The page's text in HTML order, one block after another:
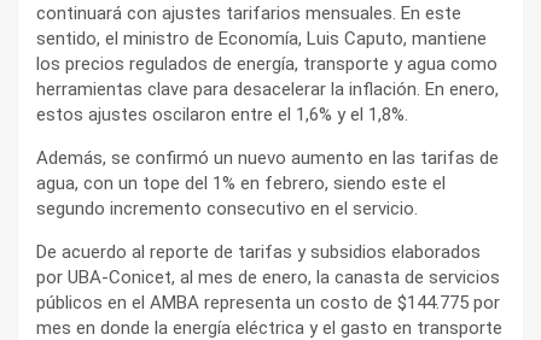
continuará con ajustes tarifarios mensuales. En este
sentido, el ministro de Economía, Luis Caputo, mantiene
los precios regulados de energía, transporte y agua como
herramientas clave para desacelerar la inflación. En enero,
estos ajustes oscilaron entre el 1,6% y el 1,8%.
Además, se confirmó un nuevo aumento en las tarifas de
agua, con un tope del 1% en febrero, siendo este el
segundo incremento consecutivo en el servicio.
De acuerdo al reporte de tarifas y subsidios elaborados
por UBA-Conicet, al mes de enero, la canasta de servicios
públicos en el AMBA representa un costo de $144.775 por
mes en donde la energía eléctrica y el gasto en transporte